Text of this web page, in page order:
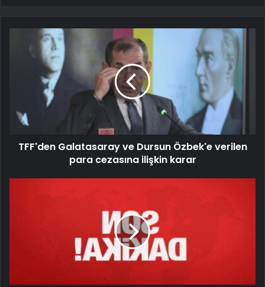
TFF'den Galatasaray ve Dursun Özbek'e verilen
para cezasına ilişkin karar